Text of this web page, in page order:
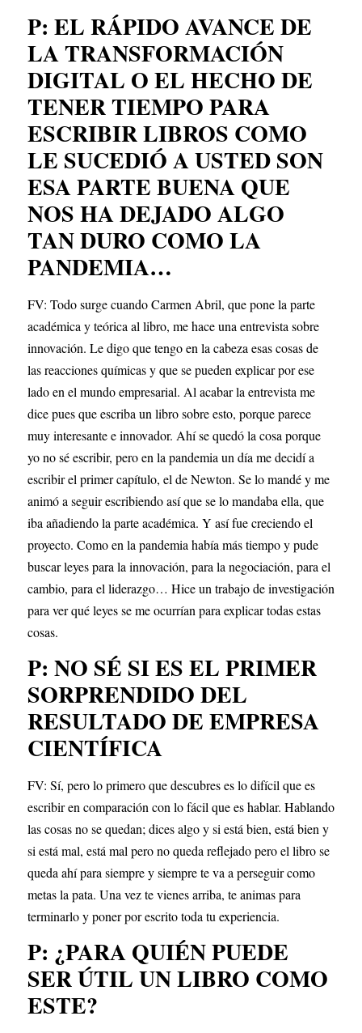
P: EL RÁPIDO AVANCE DE
LA TRANSFORMACIÓN
DIGITAL O EL HECHO DE
TENER TIEMPO PARA
ESCRIBIR LIBROS COMO
LE SUCEDIÓ A USTED SON
ESA PARTE BUENA QUE
NOS HA DEJADO ALGO
TAN DURO COMO LA
PANDEMIA…
FV: Todo surge cuando Carmen Abril, que pone la parte
académica y teórica al libro, me hace una entrevista sobre
innovación. Le digo que tengo en la cabeza esas cosas de
las reacciones químicas y que se pueden explicar por ese
lado en el mundo empresarial. Al acabar la entrevista me
dice pues que escriba un libro sobre esto, porque parece
muy interesante e innovador. Ahí se quedó la cosa porque
yo no sé escribir, pero en la pandemia un día me decidí a
escribir el primer capítulo, el de Newton. Se lo mandé y me
animó a seguir escribiendo así que se lo mandaba ella, que
iba añadiendo la parte académica. Y así fue creciendo el
proyecto. Como en la pandemia había más tiempo y pude
buscar leyes para la innovación, para la negociación, para el
cambio, para el liderazgo… Hice un trabajo de investigación
para ver qué leyes se me ocurrían para explicar todas estas
cosas.
P: NO SÉ SI ES EL PRIMER
SORPRENDIDO DEL
RESULTADO DE EMPRESA
CIENTÍFICA
FV: Sí, pero lo primero que descubres es lo difícil que es
escribir en comparación con lo fácil que es hablar. Hablando
las cosas no se quedan; dices algo y si está bien, está bien y
si está mal, está mal pero no queda reflejado pero el libro se
queda ahí para siempre y siempre te va a perseguir como
metas la pata. Una vez te vienes arriba, te animas para
terminarlo y poner por escrito toda tu experiencia.
P: ¿PARA QUIÉN PUEDE
SER ÚTIL UN LIBRO COMO
ESTE?